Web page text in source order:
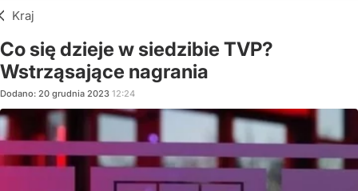
Kraj
Co się dzieje w siedzibie TVP?
Wstrząsające nagrania
Dodano: 20 grudnia 2023 12:24